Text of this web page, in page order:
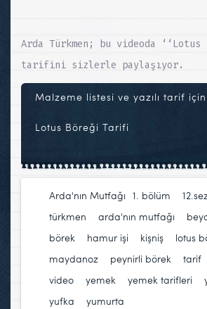
Arda Türkmen; bu videoda ‘‘Lotus
tarifini sizlerle paylaşıyor.
Malzeme listesi ve yazılı tarif
Lotus Böreği Tarifi
Arda'nın Mutfağı 1. bölüm
türkmen
arda'nın mutfağı
börek
hamur işi kişniş lotus
maydanoz
peynirli börek tarif
video
yemek yemek tarifleri
yufka
yumurta